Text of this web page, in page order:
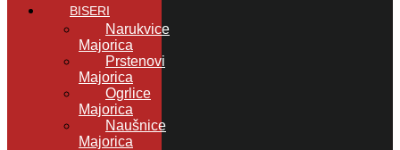
BISERI
Narukvice
Majorica
Prstenovi
Majorica
Ogrlice
Majorica
Naušnice
Majorica